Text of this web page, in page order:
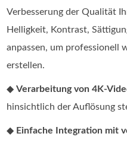
Verbesserung der Qualität
Helligkeit, Kontrast,
anpassen, um professionell
erstellen.
◆Verarbeitung von 4K-
hinsichtlich der Auflösung
◆ Einfache Integration mit